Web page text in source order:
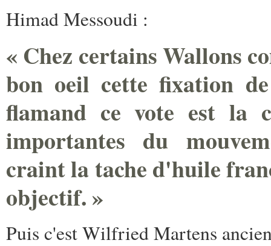
Himad Messoudi :
« Chez certains Wallons
bon oeil cette fixation
flamand ce vote est la
importantes du
craint la tache d'huile
objectif. »
Puis c'est Wilfried Martens